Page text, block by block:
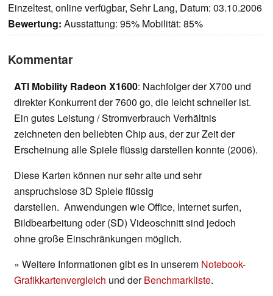
Einzeltest, online verfügbar, Sehr Lang, Datum: 03.10.2006
Bewertung: Ausstattung: 95% Mobilität: 85%
Kommentar
ATI Mobility Radeon X1600: Nachfolger der X700 und
direkter Konkurrent der 7600 go, die leicht schneller ist.
Ein gutes Leistung / Stromverbrauch Verhältnis
zeichneten den beliebten Chip aus, der zur Zeit der
Erscheinung alle Spiele flüssig darstellen konnte (2006).
Diese Karten können nur sehr alte und sehr
anspruchslose 3D Spiele flüssig
darstellen. Anwendungen wie Office, Internet surfen,
Bildbearbeitung oder (SD) Videoschnitt sind jedoch
ohne große Einschränkungen möglich.
» Weitere Informationen gibt es in unserem Notebook-
Grafikkartenvergleich und derBenchmarkliste.